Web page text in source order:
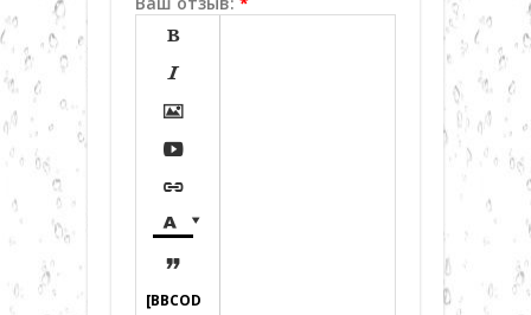








[BBCOD